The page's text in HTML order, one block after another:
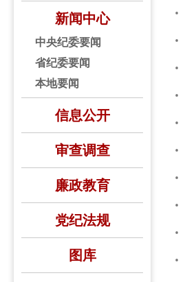
新闻中心
中央纪委要闻
省纪委要闻
本地要闻
信息公开
审查调查
廉政教育
党纪法规
图库